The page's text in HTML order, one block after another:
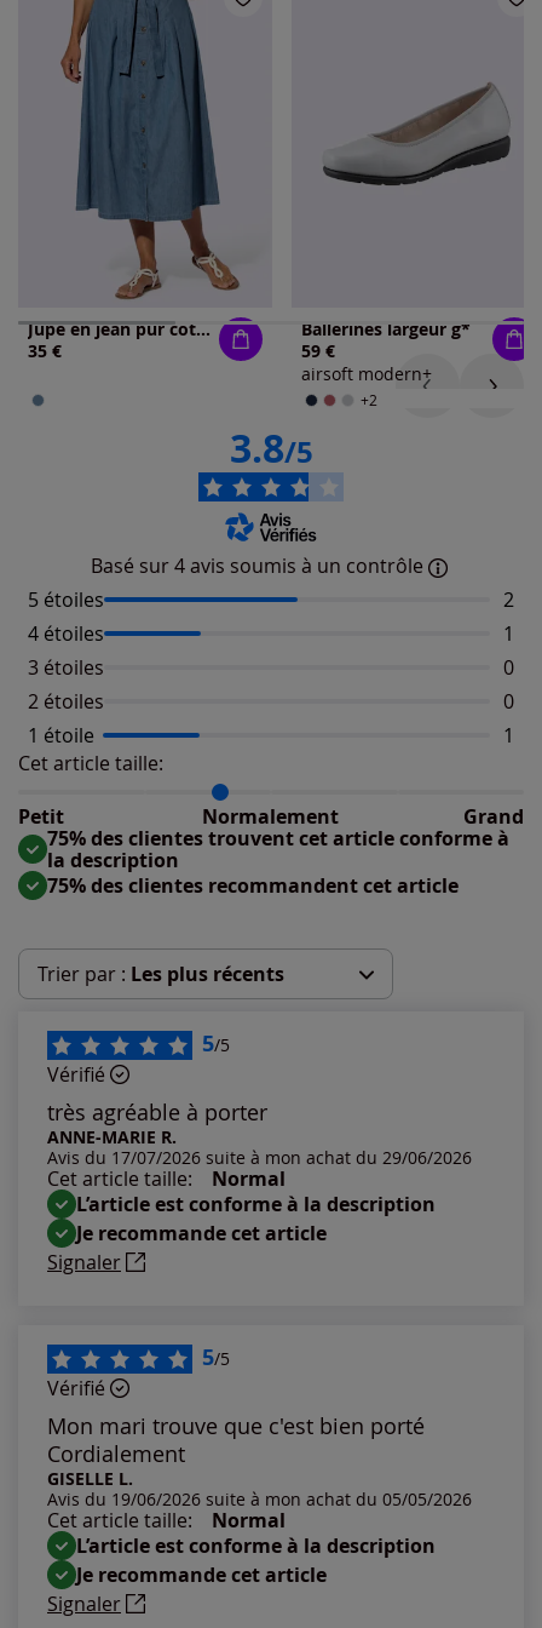
Jupe en jean pur coton
35 €
Ballerines largeur g*
59 €
airsoft modern+
+2
3.8/5
Basé sur 4 avis soumis à un contrôle
5 étoiles
2
4 étoiles
1
3 étoiles
0
2 étoiles
0
1 étoile
1
Cet article taille:
Petit
Normalement Grand
Répartition du taillant selon les avis clients
Taille normalement : 75%
Taille petit : 25%
Taille grand : 0%
75% des clientes trouvent cet article conforme à
la description
75% des clientes recommandent cet article
Trier par : Les plus récents
Les plus récents
Les plus anciens
Notes les plus élevées
Notes les plus basses
5/5
Vérifié
très agréable à porter
ANNE-MARIE R.
Avis du 17/07/2026 suite à mon achat du 29/06/2026
Cet article taille:
Normal
L’article est conforme à la description
Je recommande cet article
Signaler
5/5
Vérifié
Mon mari trouve que c'est bien porté
Cordialement
GISELLE L.
Avis du 19/06/2026 suite à mon achat du 05/05/2026
Cet article taille:
Normal
L’article est conforme à la description
Je recommande cet article
Signaler